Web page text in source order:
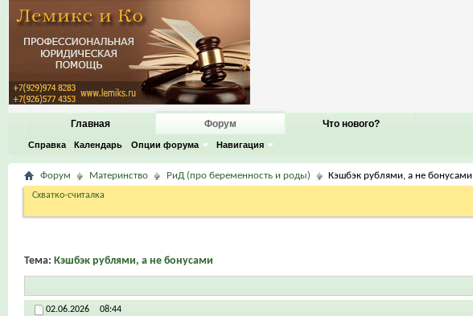
Главная Форум
Справка Календарь Опции форума Навигация
Что нового?
Форум Материнство РиД (про беременность и роды) Кэшбэк рублями, а не бонусами
Схватко-считалка
Тема: Кэшбэк рублями, а не бонусами
02.06.2026 08:44